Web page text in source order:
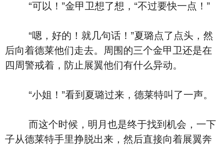
“可以！”金甲卫想了想，“不过要快一点！”
“嗯，好的！就几句话！”夏璐点了点头，然
后向着德莱他们走去。周围的三个金甲卫还是在
四周警戒着，防止展翼他们有什么异动。
“小姐！”看到夏璐过来，德莱特叫了一声。
而这个时候，明月也是终于找到机会，一下
子从德莱特手里挣脱出来，然后直接向着展翼奔